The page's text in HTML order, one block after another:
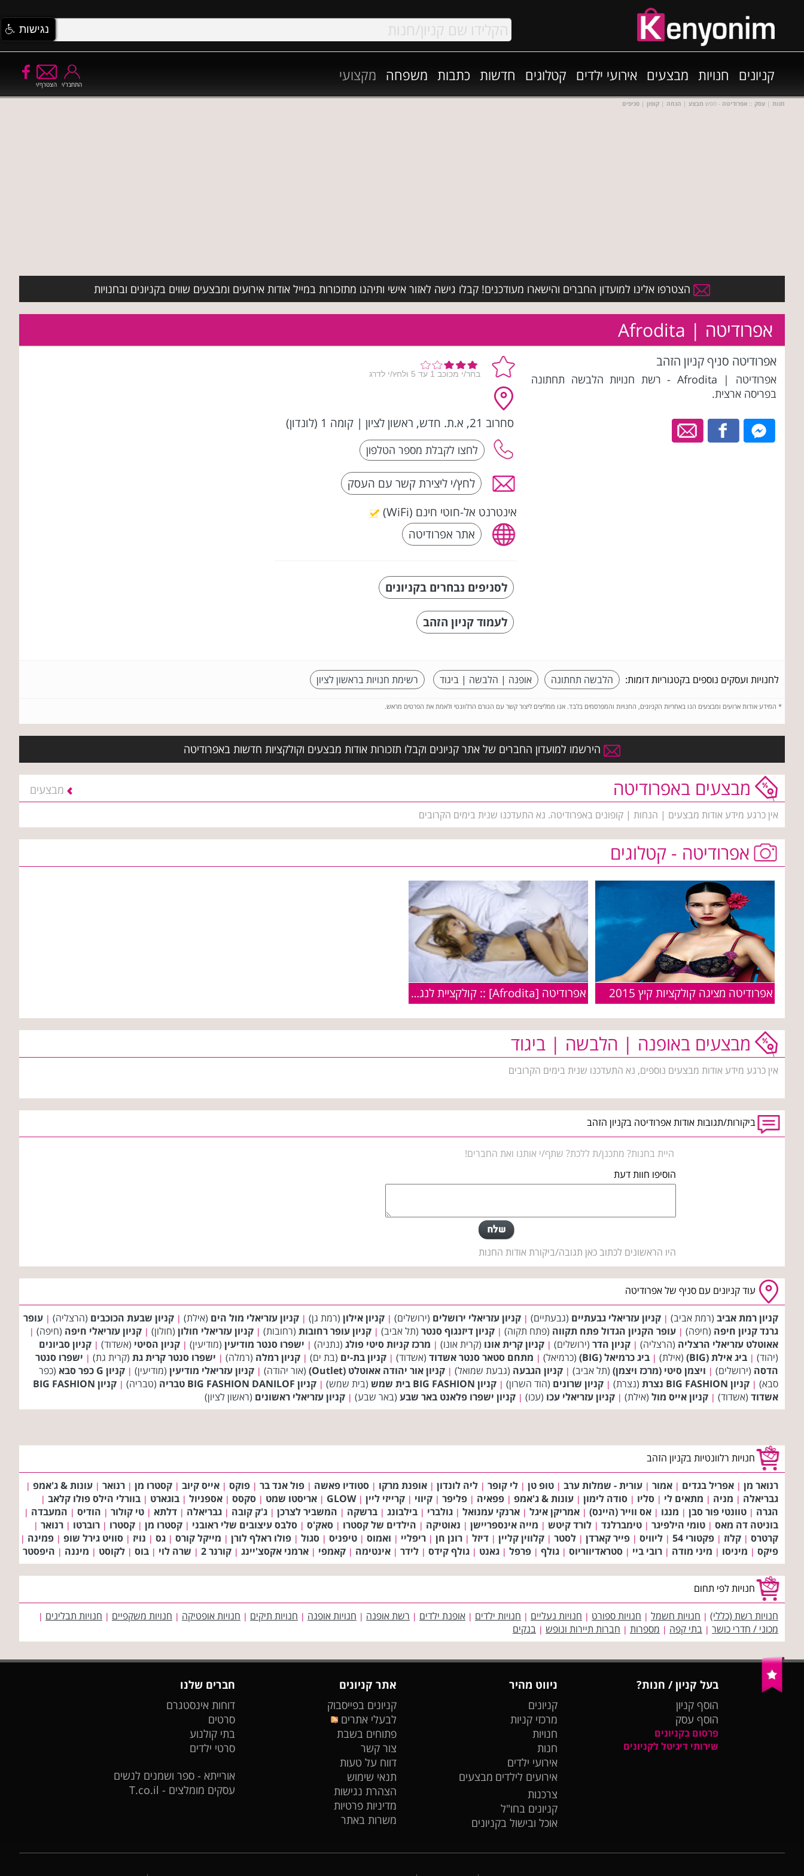
קניונים חנויות מבצעים אירועי ילדים קטלוגים חדשות כתבות משפחה מקצועי
הצטרף/י התחבר/י
חנות | עסק :: אפרודיטה - חפש מבצע | הנחה | קופון | סניפים
הצטרפו אלינו למועדון החברים והישארו מעודכנים! קבלו גישה לאזור אישי ותיהנו מתזכורות במייל אודות אירועים ומבצעים שווים בקניונים ובחנויות
אפרודיטה | Afrodita
אפרודיטה סניף קניון הזהב
אפרודיטה | Afrodita - רשת חנויות הלבשה תחתונה
בפריסה ארצית.
סחרוב 21, א.ת. חדש, ראשון לציון | קומה 1 (לונדון)
לחץ/י ליצירת קשר עם העסק
אינטרנט אל-חוטי חינם (WiFi)
אתר אפרודיטה
לסניפים נבחרים בקניונים
לעמוד קניון הזהב
לחנויות ועסקים נוספים בקטגוריות דומות: הלבשה תחתונה אופנה | הלבשה | ביגוד רשימת חנויות בראשון לציון
* המידע אודות ארועים ומבצעים הנו באחריות הקניונים, החנויות והמפרסמים בלבד. אנו ממליצים ליצור קשר עם הגורם הרלוונטי ולאמת את הפרטים מראש.
הירשמו למועדון החברים של אתר קניונים וקבלו תזכורות אודות מבצעים וקולקציות חדשות באפרודיטה
מבצעים באפרודיטה מבצעים
אין כרגע מידע אודות מבצעים | הנחות | קופונים באפרודיטה. נא התעדכנו שנית בימים הקרובים
אפרודיטה - קטלוגים
אפרודיטה מציגה קולקציות קיץ 2015 אפרודיטה [Afrodita] :: קולקציית לנג'רי בוניטה דה מס קיץ 2009
מבצעים באופנה | הלבשה | ביגוד
אין כרגע מידע אודות מבצעים נוספים, נא התעדכנו שנית בימים הקרובים
ביקורות/תגובות אודות אפרודיטה בקניון הזהב
היית בחנות? מתכנן/ת ללכת? שתף/י אותנו ואת החברים!
הוסיפו חוות דעת
היו הראשונים לכתוב כאן תגובה/ביקורת אודות החנות
עוד קניונים עם סניף של אפרודיטה
קניון רמת אביב (רמת אביב) | קניון עזריאלי גבעתיים (גבעתיים) | קניון עזריאלי ירושלים (ירושלים) | קניון אילון (רמת גן) | קניון עזריאלי מול הים (אילת) | קניון שבעת הכוכבים (הרצליה) | עופר
גרנד קניון חיפה (חיפה) | עופר הקניון הגדול פתח תקווה (פתח תקוה) | קניון דיזנגוף סנטר (תל אביב) | קניון עופר רחובות (רחובות) | קניון עזריאלי חולון (חולון) | קניון עזריאלי חיפה (חיפה) |
אאוטלט עזריאלי הרצליה (הרצליה) | קניון הדר (ירושלים) | קניון קרית אונו (קרית אונו) | מרכז קניות סיטי פולג (נתניה) | ישפרו סנטר מודיעין (מודיעין) | קניון הסיטי (אשדוד) | קניון סביונים
(יהוד) | ביג אילת (BIG) (אילת) | ביג כרמיאל (BIG) (כרמיאל) | מתחם סטאר סנטר אשדוד (אשדוד) | קניון בת-ים (בת ים) | קניון רמלה (רמלה) | ישפרו סנטר קרית גת (קרית גת) | ישפרו סנטר
הדסה (ירושלים) | ויצמן סיטי (מרכז ויצמן) (תל אביב) | קניון הגבעה (גבעת שמואל) | קניון אור יהודה אאוטלט (Outlet) (אור יהודה) | קניון עזריאלי מודיעין (מודיעין) | קניון G כפר סבא
(כפר
סבא) | קניון BIG FASHION נצרת (נצרת) | קניון שרונים (הוד השרון) | קניון BIG FASHION בית שמש (בית שמש) | קניון BIG FASHION DANILOF טבריה (טבריה) |
קניון BIG FASHION
אשדוד (אשדוד) | קניון אייס מול (אילת) | קניון עזריאלי עכו (עכו) | קניון ישפרו פלאנט באר שבע (באר שבע) | קניון עזריאלי ראשונים (ראשון לציון)
חנויות רלוונטיות בקניון הזהב
רנואר מן | אפריל בגדים | אמור | עורית - שמלות ערב | טופ טן | לי קופר | ליה לונדון | אופנת מרקו | סטודיו פאשה | פול אנד בר | פוקס | אייס קיוב | קסטרו מן | רנואר | עונות & ג'אמפ |
גבריאלה | מניה | מתאים לי | סליו | סודה לימון | עונות & ג'אמפ | פפאיה | פליפר | קיווי | קרייזי ליין |
GLOW
| אריסטו שמט | סקסס | אספניול | בוגארט | בוורלי הילס פולו קלאב |
הגרה | טוונטי פור סבן | מנגו | אס ווייר (היינס) | אמריקן איגל | ארנקי עמנואל | גולברי | בילבונג | ברשקה | המשביר לצרכן | ג'ק קובה | גבריאלה | דלתא | טי קולור | הודיס | המעבדה |
בוניטה דה מאס | טומי הילפיגר | טימברלנד | לורד קיטש | מייה אינספריישן | נאוטיקה | הילדים של קסטרו | סאק'ס | סלבס עיצובים שלי ראובני | קסטרו מן | קסטרו | רוברטו | רנואר |
קרטרס | קלוז | פקטורי 54 | ליוויס | פייר קארדן | לסטר | קלווין קליין | דיזל | רונן חן | ריפליי | ואמוס | טיפניס | סגול | פולו ראלף לורן | מייקל קורס | גס | נויז | סוויט גירל שופ | פמינה |
פיקס | מיניסו | מיני מודה | רובי ביי | סטראדיווריוס | גולף | פרפל | גאנט | גולף קידס | לידר | אינטימה | קאמפי | ארמני אקסצ'יינג | קורנר 2 | שרה לוי | בוס | לקוסט | מיננה | היפסטר
חנויות לפי תחום
חנויות רשת (כללי) | חנויות חשמל | חנויות ספורט | חנויות נעליים | חנויות ילדים | אופנת ילדים | רשת אופנה | חנויות אופנה | חנויות תיקים | חנויות אופטיקה | חנויות משקפיים | חנויות תבלינים |
מכוני / חדרי כושר | בתי קפה | מספרות | חברות תיירות ונופש | בנקים
בעל קניון / חנות?
הוסף קניון
הוסף עסק
פרסום בקניונים
שירותי דיגיטל לקניונים
ניווט מהיר
קניונים
מרכזי קניות
חנויות
חנות
אירועי ילדים
אירועים לילדים מבצעים
צרכנות
קניונים בחו"ל
אוכל ובישול בקניונים
אתר קניונים
קניונים בפייסבוק
לבעלי אתרים
פתוחים בשבת
צור קשר
דווח על טעות
תנאי שימוש
הצהרת נגישות
מדיניות פרטיות
משרות באתר
חברים שלנו
דוחות אינסטגרם
סרטים
בתי קולנוע
סרטי ילדים
אורייתא - ספר ושמנים לנשים
עסקים מומלצים - T.co.il
נגישות